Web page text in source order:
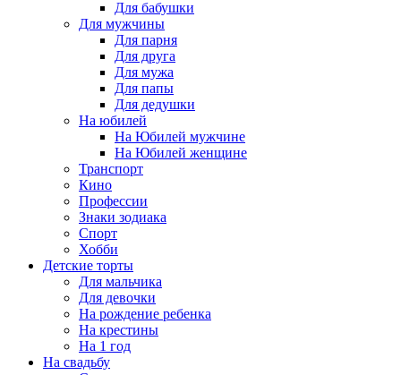
Для бабушки
Для мужчины
Для парня
Для друга
Для мужа
Для папы
Для дедушки
На юбилей
На Юбилей мужчине
На Юбилей женщине
Транспорт
Кино
Профессии
Знаки зодиака
Спорт
Хобби
Детские торты
Для мальчика
Для девочки
На рождение ребенка
На крестины
На 1 год
На свадьбу